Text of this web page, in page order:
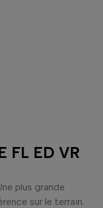
FL ED VR
plus grande
sur le terrain.